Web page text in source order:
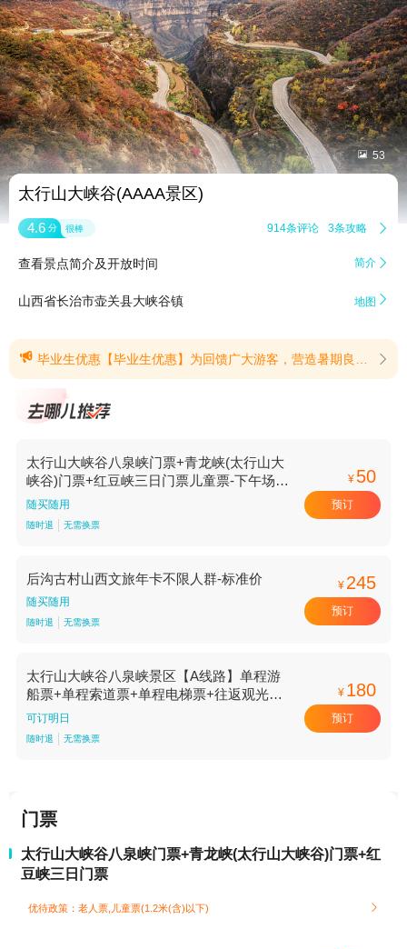
 53
太行山大峡谷(AAAA景区)
4.6 分 很棒 914条评论 3条攻略 
查看景点简介及开放时间 简介 
山西省长治市壶关县大峡谷镇 地图 
 毕业生优惠【毕业生优惠】为回馈广大游客，营造暑期良好出游氛围，山西壶关太行山大峡谷景区(八泉峡、红豆峡、青龙峡)2026年暑期特推出毕业生专属半价、14周岁(含14周岁)以下儿童免票两项门票优惠政策，具体活动细则公告如下:一、中、高考毕业生门票半价优惠1.活动时间:2026年7月1日一2026年9月28日(含当日)2.优惠对象:2026年全国应届中、高考毕业生3.优惠内容:本人游览景区可享首道门票半价福利4.核验要求:需同时持本人有效身份证件+本人有效准考证(原件、复印件、照片均可)，方可享受优惠。二、14周岁(含14周岁)以下儿童免门票福利1.活动时间:2026年7月1日一2026年8月31日(含当日)2.优惠对象:14周岁(含14周岁)以下儿童3.优惠内容:符合年龄条件的儿童免景区首道门票4.核验要求:需出示儿童本人有效身份证或户口本(原件、复印件、照片均可)，方可享受优惠。三、温馨提示1.以上优惠仅针对景区的门票。景区内二次消费项目(索道、游船、观光车、观光电梯等)不参与减免。2.优惠政策仅限本人使用，证件信息需与持证人一致，不得转借、冒用。3.请游客购票、检票时主动出示相关证件，配合工作人员核验。4.如遇极端天气、景区客流管控等特殊情况，景区将动态调整运营安排，请以现场最新公告为准。感谢您的理解与支持，祝您旅途愉快!(提示有效期2026/6/30至2026/9/28) 
太行山大峡谷八泉峡门票+青龙峡(太行山大
峡谷)门票+红豆峡三日门票儿童票-下午场
【下午场】
随买随用
随时退 无需换票
¥ 50
预订
后沟古村山西文旅年卡不限人群-标准价
随买随用
随时退 无需换票
¥ 245
预订
太行山大峡谷八泉峡景区【A线路】单程游
船票+单程索道票+单程电梯票+往返观光车
票+电子手绘地图成人票-标准价
可订明日
随时退 无需换票
¥ 180
预订
门票
太行山大峡谷八泉峡门票+青龙峡(太行山大峡谷)门票+红
豆峡三日门票
优待政策：老人票,儿童票(1.2米(含)以下) 
